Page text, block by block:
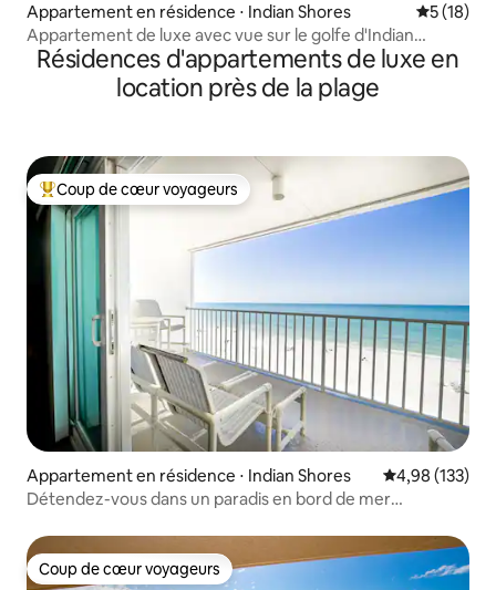
Appartement en résidence ⋅ Indian Shores
5 (18)
Appartement de luxe avec vue sur le golfe d'Indian
Shores
Résidences d'appartements de luxe en
location près de la plage
Coups de cœur voyageurs les plus appréciés
Coup de cœur voyageurs
Appartement en résidence ⋅ Indian Shores Évaluation
4,98 (133)
Détendez-vous dans un paradis en bord de mer
Coup de cœur voyageurs
Coup de cœur voyageurs